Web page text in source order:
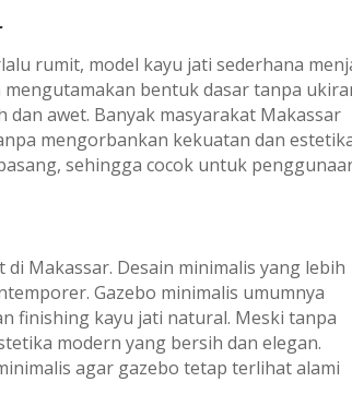
rumit, model kayu jati sederhana
bentuk dasar tanpa
awet. Banyak masyarakat Makassar
mengorbankan kekuatan dan
sehingga cocok untuk
Makassar. Desain minimalis yang lebih
Gazebo minimalis umumnya
finishing kayu jati natural. Meski tanpa
modern yang bersih dan elegan.
agar gazebo tetap terlihat alami